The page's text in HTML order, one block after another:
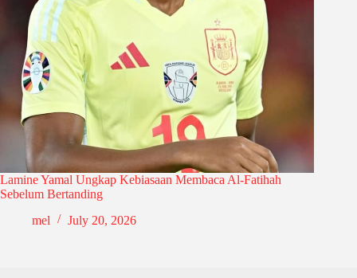
Lamine Yamal Ungkap Kebiasaan Membaca Al-Fatihah
Sebelum Bertanding
mel
July 20, 2026